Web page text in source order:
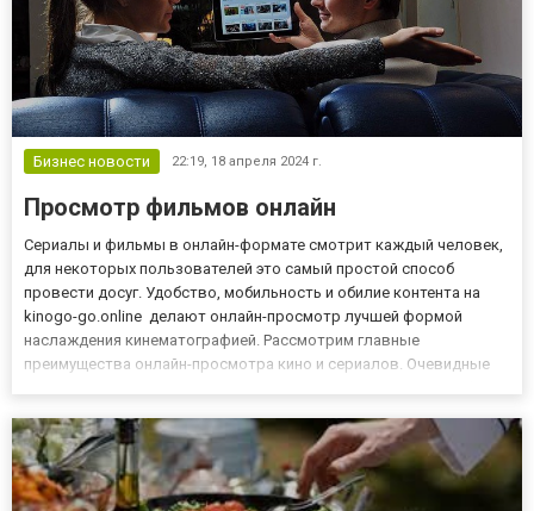
Бизнес новости 22:19, 18 апреля 2024 г.
Просмотр фильмов онлайн
Сериалы и фильмы в онлайн-формате смотрит каждый человек,
для некоторых пользователей это самый простой способ
провести досуг. Удобство, мобильность и обилие контента на
kinogo-go.online делают онлайн-просмотр лучшей формой
наслаждения кинематографией. Рассмотрим главные
преимущества онлайн-просмотра кино и сериалов. Очевидные
контент...